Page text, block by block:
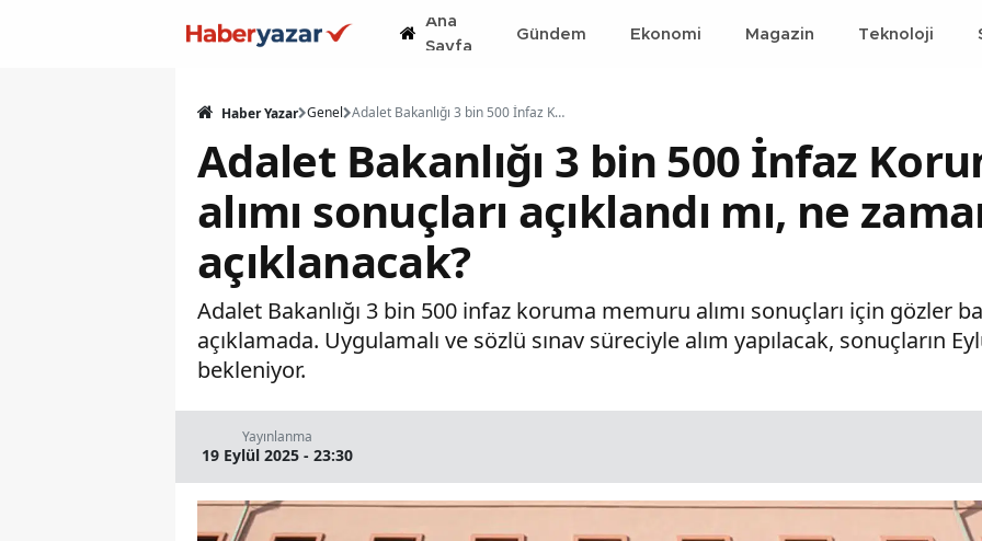
Ana
Sayfa
Gündem Ekonomi Magazin Teknoloji
Haber Yazar Genel Adalet Bakanlığı 3 bin 500 İnfaz Koruma Memuru alımı sonuçları açıklandı mı, ne zaman açıklanacak?
Adalet Bakanlığı 3 bin 500 İnfaz
alımı sonuçları açıklandı mı, ne
açıklanacak?
Adalet Bakanlığı 3 bin 500 infaz koruma memuru alımı sonuçları için gözler
açıklamada. Uygulamalı ve sözlü sınav süreciyle alım yapılacak, sonuçların
bekleniyor.
Yayınlanma
19 Eylül 2025 - 23:30